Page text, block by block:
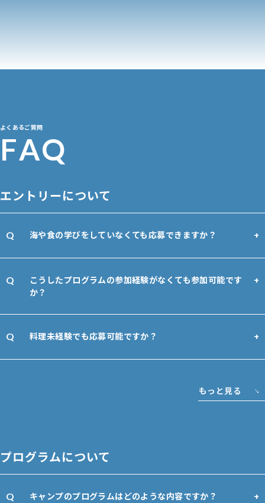
よくあるご質問
FAQ
エントリーについて
海や食の学びをしていなくても応募できますか？
こうしたプログラムの参加経験がなくても参加可能です
か？
料理未経験でも応募可能ですか？
もっと見る
プログラムについて
キャンプのプログラムはどのような内容ですか？